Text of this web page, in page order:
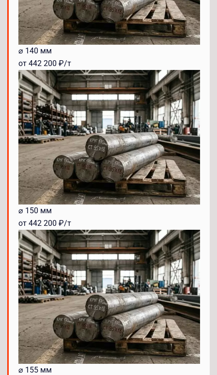
⌀ 140 мм
от 442 200 ₽/т
⌀ 150 мм
от 442 200 ₽/т
⌀ 155 мм